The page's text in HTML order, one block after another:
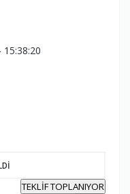
15:38:20
TEKLİF TOPLANIYOR